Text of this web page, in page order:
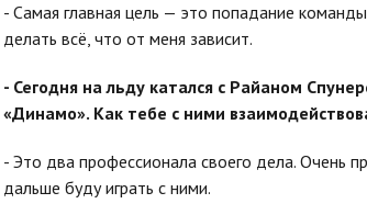
- Самая главная цель — это попадание
делать всё, что от меня зависит.
- Сегодня на льду катался с Райаном
«Динамо». Как тебе с ними
- Это два профессионала своего дела. Очень
дальше буду играть с ними.